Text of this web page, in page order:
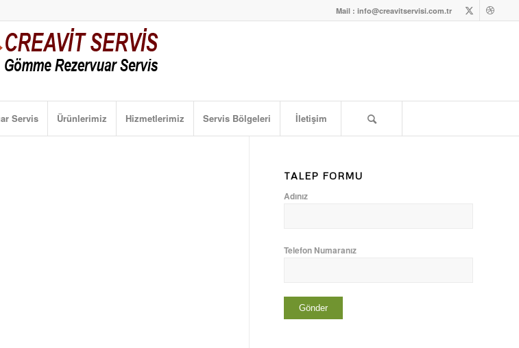
Mail : info@creavitservisi.com.tr
Servis Ürünlerimiz Hizmetlerimiz Servis Bölgeleri İletişim
TALEP FORMU
Adınız
Telefon Numaranız